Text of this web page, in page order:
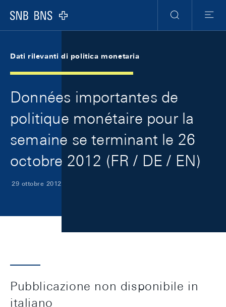
Logo
Ricerca
Menu
Dati rilevanti di politica monetaria
Données importantes de
politique monétaire pour la
semaine se terminant le 26
octobre 2012 (FR / DE / EN)
29 ottobre 2012
Pubblicazione non disponibile in
italiano